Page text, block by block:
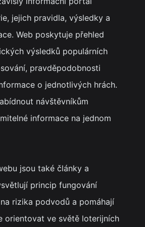
jejich pravidla, výsledky a
Web poskytuje přehled
výsledků populárních
pravděpodobnosti
o jednotlivých hrách.
návštěvníkům
informace na jednom
jsou také články a
princip fungování
rizika podvodů a pomáhají
orientovat ve světě loterijních